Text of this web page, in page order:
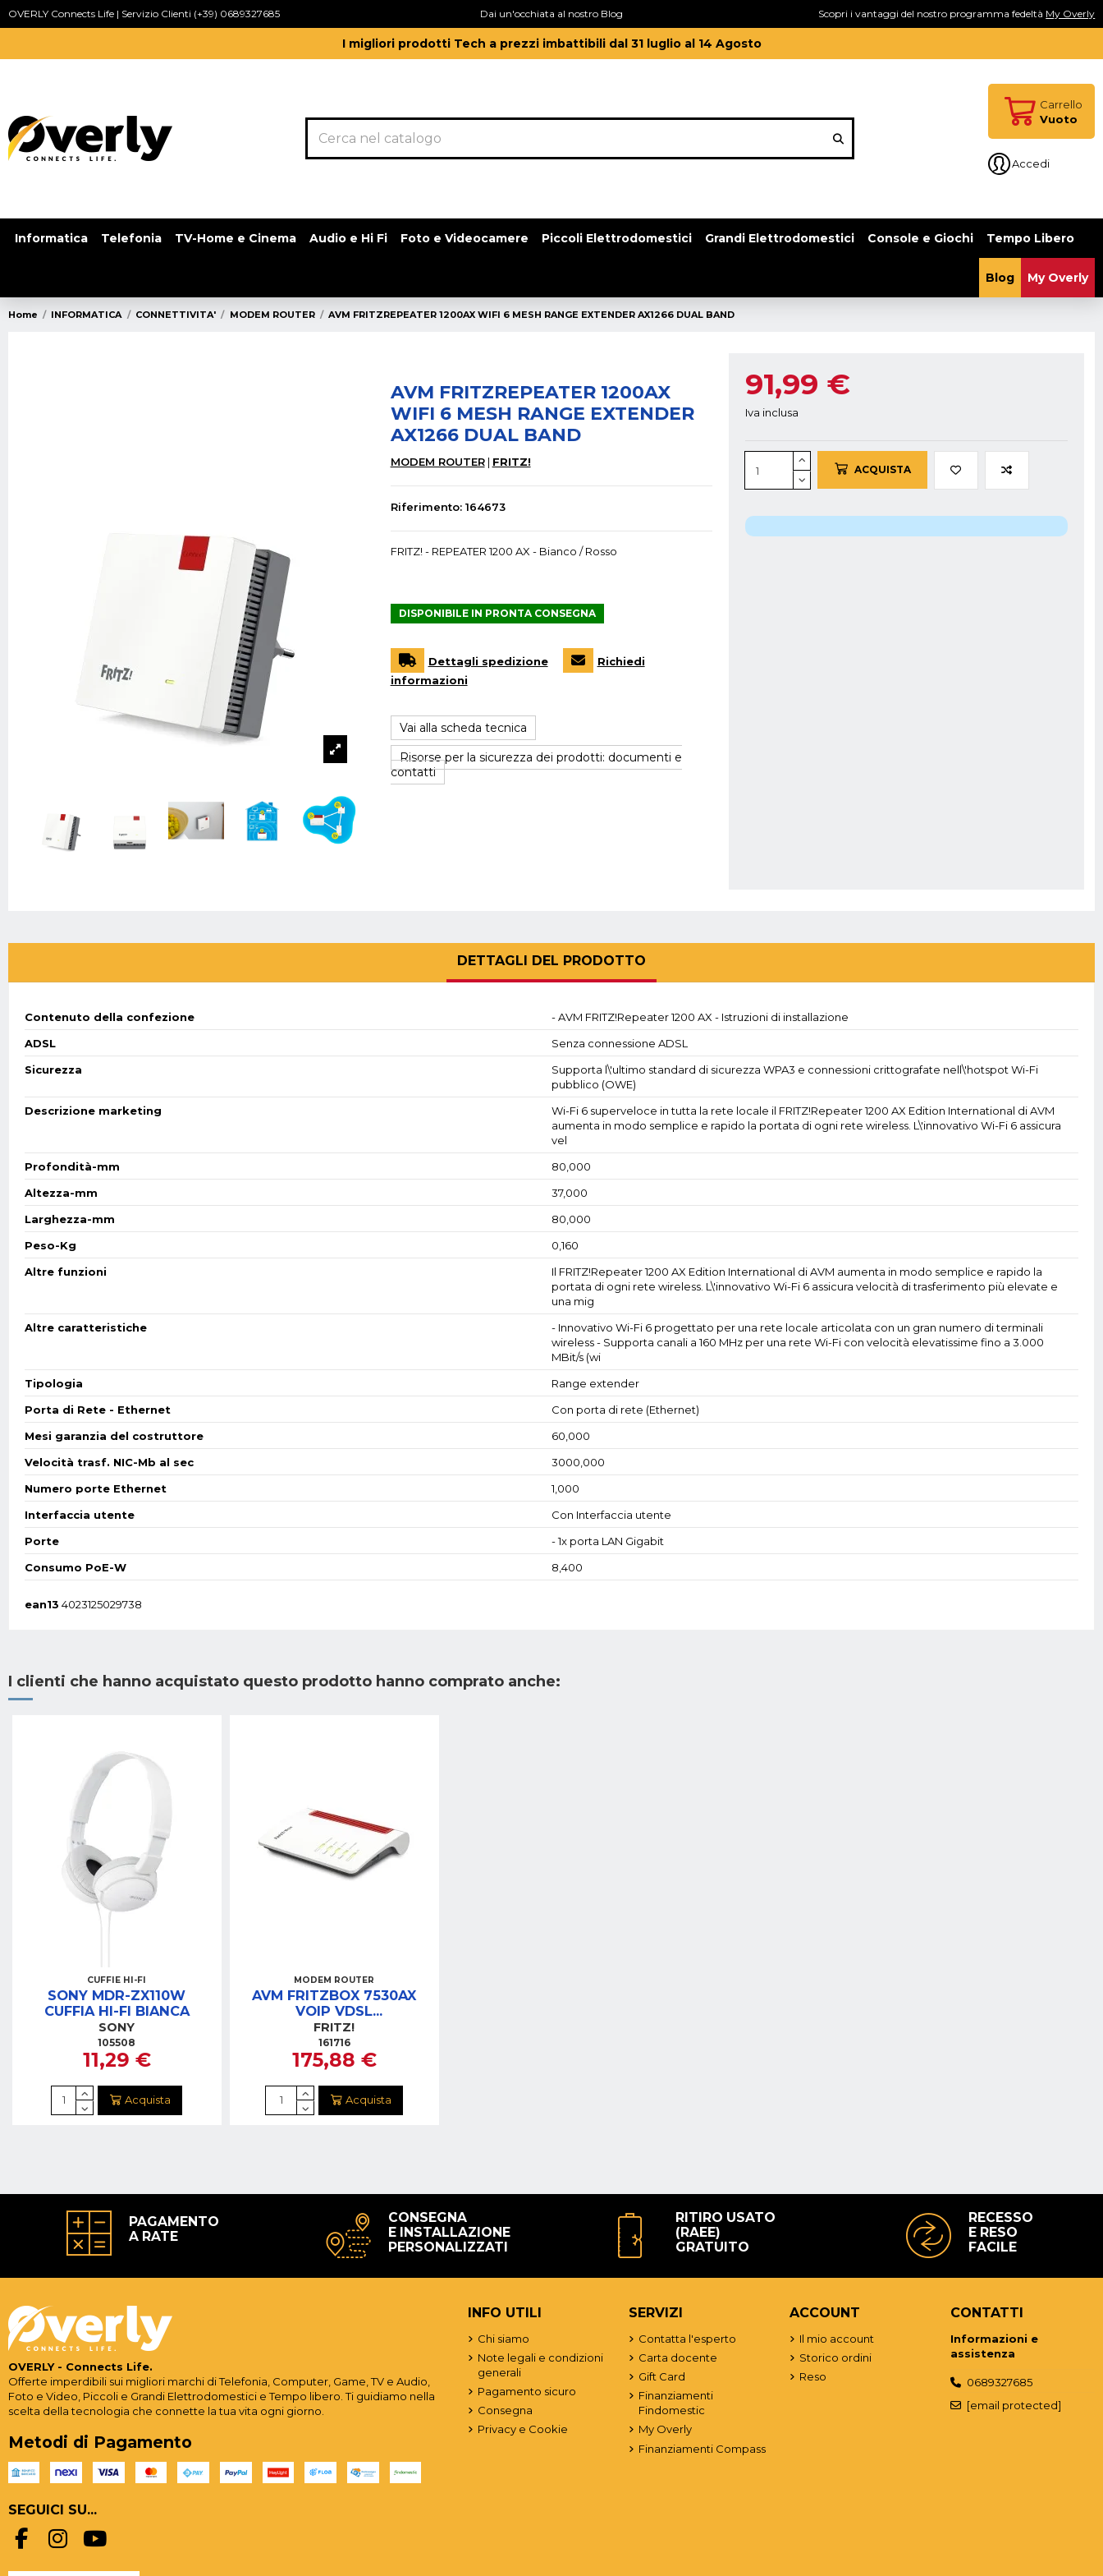
OVERLY Connects Life | Servizio Clienti (+39) 0689327685 Dai un'occhiata al nostro Blog Scopri i vantaggi del nostro programma fedeltà My Overly
I migliori prodotti Tech a prezzi imbattibili dal 31 luglio al 14 Agosto
Carrello
Vuoto
Accedi
Informatica Telefonia TV-Home e Cinema Audio e Hi Fi Foto e Videocamere Piccoli Elettrodomestici Grandi Elettrodomestici Console e Giochi Tempo Libero
My Overly
Blog
Home INFORMATICA CONNETTIVITA' MODEM ROUTER AVM FRITZREPEATER 1200AX WIFI 6 MESH RANGE EXTENDER AX1266 DUAL BAND
AVM FRITZREPEATER 1200AX
WIFI 6 MESH RANGE EXTENDER
AX1266 DUAL BAND
MODEM ROUTER FRITZ!
Riferimento: 164673
FRITZ! - REPEATER 1200 AX - Bianco / Rosso
DISPONIBILE IN PRONTA CONSEGNA
Dettagli spedizione
Richiedi
informazioni
Vai alla scheda tecnica
Risorse per la sicurezza dei prodotti: documenti e
contatti
91,99 €
Iva inclusa
ACQUISTA
DETTAGLI DEL PRODOTTO
Contenuto della confezione
- AVM FRITZ!Repeater 1200 AX - Istruzioni di installazione
ADSL
Senza connessione ADSL
Sicurezza
Supporta l\'ultimo standard di sicurezza WPA3 e connessioni crittografate nell\'hotspot Wi-Fi
pubblico (OWE)
Descrizione marketing
Wi-Fi 6 superveloce in tutta la rete locale il FRITZ!Repeater 1200 AX Edition International di AVM
aumenta in modo semplice e rapido la portata di ogni rete wireless. L\'innovativo Wi-Fi 6 assicura
vel
Profondità-mm
80,000
Altezza-mm
37,000
Larghezza-mm
80,000
Peso-Kg
0,160
Altre funzioni
Il FRITZ!Repeater 1200 AX Edition International di AVM aumenta in modo semplice e rapido la
portata di ogni rete wireless. L\'innovativo Wi-Fi 6 assicura velocità di trasferimento più elevate e
una mig
Altre caratteristiche
- Innovativo Wi-Fi 6 progettato per una rete locale articolata con un gran numero di terminali
wireless - Supporta canali a 160 MHz per una rete Wi-Fi con velocità elevatissime fino a 3.000
MBit/s (wi
Tipologia
Range extender
Porta di Rete - Ethernet
Con porta di rete (Ethernet)
Mesi garanzia del costruttore
60,000
Velocità trasf. NIC-Mb al sec
3000,000
Numero porte Ethernet
1,000
Interfaccia utente
Con Interfaccia utente
Porte
- 1x porta LAN Gigabit
Consumo PoE-W
8,400
ean13 4023125029738
I clienti che hanno acquistato questo prodotto hanno comprato anche:
CUFFIE HI-FI
SONY MDR-ZX110W
CUFFIA HI-FI BIANCA
SONY
105508
11,29 €
Acquista
MODEM ROUTER
AVM FRITZBOX 7530AX
VOIP VDSL
MODEM/ROUTER AX2400
WIFI 6 DUAL BAND
FRITZ!
161716
175,88 €
Acquista
PAGAMENTO
A RATE
CONSEGNA
E INSTALLAZIONE
PERSONALIZZATI
RITIRO USATO
(RAEE)
GRATUITO
RECESSO
E RESO
FACILE
OVERLY - Connects Life.
Offerte imperdibili sui migliori marchi di Telefonia, Computer, Game, TV e Audio,
Foto e Video, Piccoli e Grandi Elettrodomestici e Tempo libero. Ti guidiamo nella
scelta della tecnologia che connette la tua vita ogni giorno.
Metodi di Pagamento
INFO UTILI
Chi siamo
Note legali e condizioni
generali
Pagamento sicuro
Consegna
Privacy e Cookie
SERVIZI
Contatta l'esperto
Carta docente
Gift Card
Finanziamenti
Findomestic
My Overly
Finanziamenti Compass
ACCOUNT
Il mio account
Storico ordini
Reso
CONTATTI
Informazioni e
assistenza
0689327685
[email protected]
SEGUICI SU...